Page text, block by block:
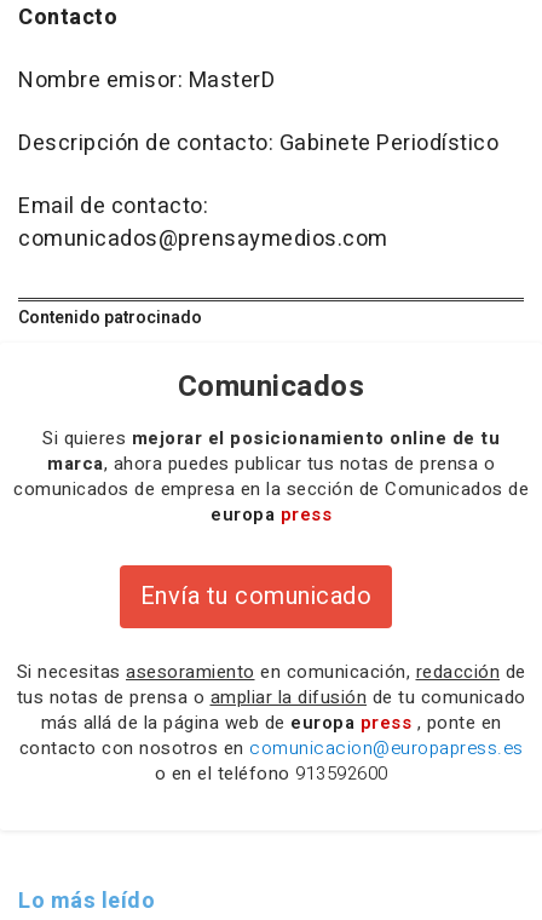
Contacto
Nombre emisor: MasterD
Descripción de contacto: Gabinete Periodístico
Email de contacto:
comunicados@prensaymedios.com
Contenido patrocinado
Comunicados
Si quieres mejorar el posicionamiento online de tu
marca, ahora puedes publicar tus notas de prensa o
comunicados de empresa en la sección de Comunicados de
europa press
Envía tu comunicado
Si necesitas asesoramiento en comunicación, redacción de
tus notas de prensa o ampliar la difusión de tu comunicado
más allá de la página web de europa press , ponte en
contacto con nosotros en comunicacion@europapress.es
o en el teléfono 913592600
Lo más leído